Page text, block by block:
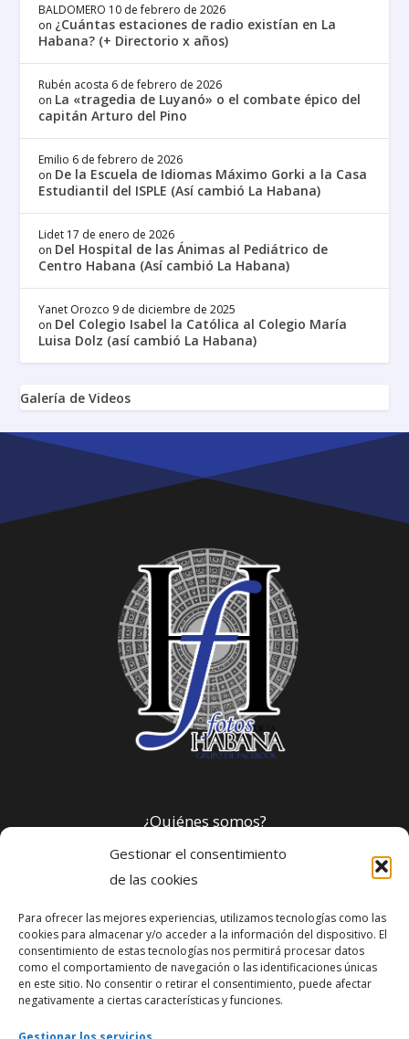
Gestionar el consentimiento
de las cookies
Para ofrecer las mejores experiencias, utilizamos tecnologías como las
cookies para almacenar y/o acceder a la información del dispositivo. El
consentimiento de estas tecnologías nos permitirá procesar datos
como el comportamiento de navegación o las identificaciones únicas
en este sitio. No consentir o retirar el consentimiento, puede afectar
negativamente a ciertas características y funciones.
BALDOMERO 10 de febrero de 2026
on ¿Cuántas estaciones de radio existían en La
Habana? (+ Directorio x años)
Rubén acosta 6 de febrero de 2026
on La «tragedia de Luyanó» o el combate épico del
capitán Arturo del Pino
Emilio 6 de febrero de 2026
on De la Escuela de Idiomas Máximo Gorki a la Casa
Estudiantil del ISPLE (Así cambió La Habana)
Lidet 17 de enero de 2026
on Del Hospital de las Ánimas al Pediátrico de
Centro Habana (Así cambió La Habana)
Yanet Orozco 9 de diciembre de 2025
on Del Colegio Isabel la Católica al Colegio María
Luisa Dolz (así cambió La Habana)
Galería de Videos
¿Quiénes somos?
Política de privacidad
Webmaster
soporte@fotosdlahabana.com
Nuestro e-mail: